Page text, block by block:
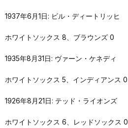
1937年6月1日: ビル・ディートリッヒ
ホワイトソックス 8、ブラウンズ 0
1935年8月31日: ヴァーン・ケネディ
ホワイトソックス 5、インディアンス 0
1926年8月21日: テッド・ライオンズ
ホワイトソックス 6、レッドソックス 0